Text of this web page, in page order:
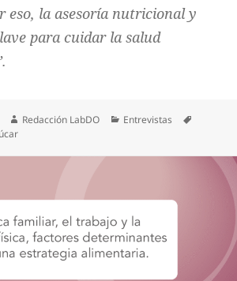
eso, la asesoría nutricional y
para cuidar la salud
Autor
Redacción LabDO Categorías
Entrevistas